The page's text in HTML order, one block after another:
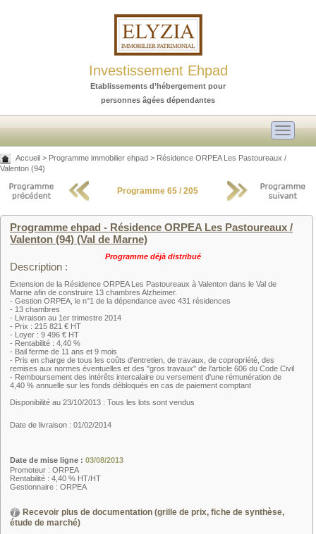
Investissement Ehpad
Etablissements d’hébergement pour
personnes âgées dépendantes
Toggle
Accueil > Programme immobilier ehpad > Résidence ORPEA Les Pastoureaux /
Valenton (94)
Programme 65 / 205
Programme ehpad - Résidence ORPEA Les Pastoureaux /
Valenton (94) (Val de Marne)
Programme déjà distribué
Description :
Extension de la Résidence ORPEA Les Pastoureaux à Valenton dans le Val de
Marne afin de construire 13 chambres Alzheimer.
- Gestion ORPEA, le n°1 de la dépendance avec 431 résidences
- 13 chambres
- Livraison au 1er trimestre 2014
- Prix : 215 821 € HT
- Loyer : 9 496 € HT
- Rentabilité : 4,40 %
- Bail ferme de 11 ans et 9 mois
- Pris en charge de tous les coûts d'entretien, de travaux, de copropriété, des
remises aux normes éventuelles et des "gros travaux" de l'article 606 du Code Civil
- Remboursement des intérêts intercalaire ou versement d'une rémunération de
4,40 % annuelle sur les fonds débloqués en cas de paiement comptant
Disponibilité au 23/10/2013 : Tous les lots sont vendus
Date de livraison : 01/02/2014
Date de mise ligne : 03/08/2013
Promoteur : ORPEA
Rentabilité : 4,40 % HT/HT
Gestionnaire : ORPEA
Recevoir plus de documentation (grille de prix, fiche de synthèse,
étude de marché)